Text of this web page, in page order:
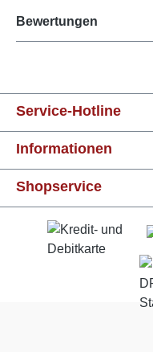
Bewertungen
Service-Hotline
Informationen
Shopservice